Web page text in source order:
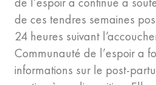
de ces tendres semaines
24 heures suivant
Communauté de l’espoir a
informations sur le post-